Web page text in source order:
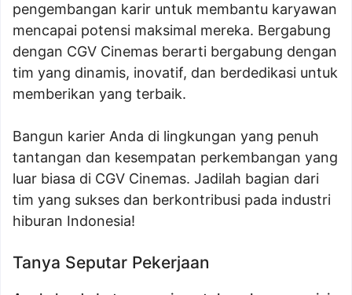
pengembangan karir untuk membantu karyawan
mencapai potensi maksimal mereka. Bergabung
dengan CGV Cinemas berarti bergabung dengan
tim yang dinamis, inovatif, dan berdedikasi untuk
memberikan yang terbaik.
Bangun karier Anda di lingkungan yang penuh
tantangan dan kesempatan perkembangan yang
luar biasa di CGV Cinemas. Jadilah bagian dari
tim yang sukses dan berkontribusi pada industri
hiburan Indonesia!
Tanya Seputar Pekerjaan